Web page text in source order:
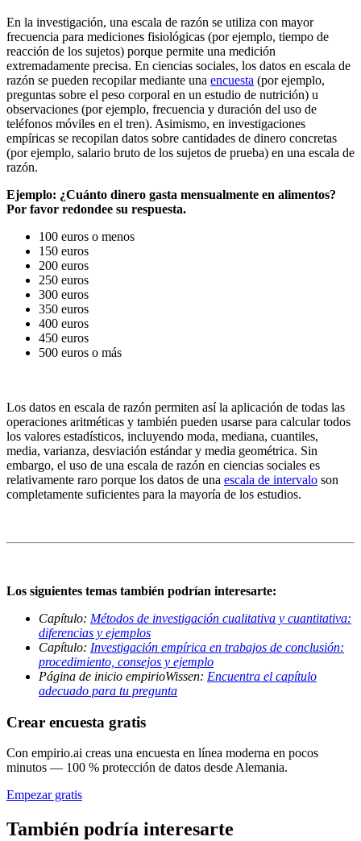
En la investigación, una escala de razón se utiliza con mayor
frecuencia para mediciones fisiológicas (por ejemplo, tiempo de
reacción de los sujetos) porque permite una medición
extremadamente precisa. En ciencias sociales, los datos en escala de
razón se pueden recopilar mediante una encuesta (por ejemplo,
preguntas sobre el peso corporal en un estudio de nutrición) u
observaciones (por ejemplo, frecuencia y duración del uso de
teléfonos móviles en el tren). Asimismo, en investigaciones
empíricas se recopilan datos sobre cantidades de dinero concretas
(por ejemplo, salario bruto de los sujetos de prueba) en una escala de
razón.
Ejemplo: ¿Cuánto dinero gasta mensualmente en alimentos?
Por favor redondee su respuesta.
100 euros o menos
150 euros
200 euros
250 euros
300 euros
350 euros
400 euros
450 euros
500 euros o más
Los datos en escala de razón permiten así la aplicación de todas las
operaciones aritméticas y también pueden usarse para calcular todos
los valores estadísticos, incluyendo moda, mediana, cuantiles,
media, varianza, desviación estándar y media geométrica. Sin
embargo, el uso de una escala de razón en ciencias sociales es
relativamente raro porque los datos de una escala de intervalo son
completamente suficientes para la mayoría de los estudios.
Los siguientes temas también podrían interesarte:
Capítulo: Métodos de investigación cualitativa y cuantitativa:
diferencias y ejemplos
Capítulo: Investigación empírica en trabajos de conclusión:
procedimiento, consejos y ejemplo
Página de inicio empirioWissen: Encuentra el capítulo
adecuado para tu pregunta
Crear encuesta gratis
Con empirio.ai creas una encuesta en línea moderna en pocos
minutos — 100 % protección de datos desde Alemania.
Empezar gratis
También podría interesarte